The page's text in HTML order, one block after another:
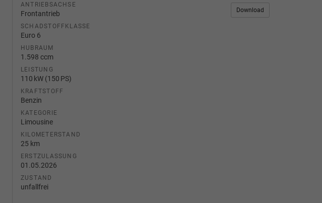
ANTRIEBSACHSE
Frontantrieb
SCHADSTOFFKLASSE
Euro 6
HUBRAUM
1.598 ccm
LEISTUNG
110 kW (150 PS)
KRAFTSTOFF
Benzin
KATEGORIE
Limousine
KILOMETERSTAND
25 km
ERSTZULASSUNG
01.05.2026
ZUSTAND
unfallfrei
Download